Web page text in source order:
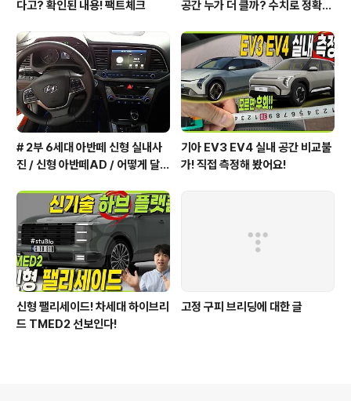
다고? 확인된 내용! 팩트체크
공간 누가 더 클까? 수치로 정확하
# 2부 6세대 아반떼 신형 실내사
진 / 신형 아반떼AD / 어떻게 달라
기아 EV3 EV4 실내 공간 비교불
가! 직접 측정해 봤어요!
신형 팰리세이드! 차세대 하이브리
드 TMED2 선보인다!
고정 구피 브리딩에 대한 글